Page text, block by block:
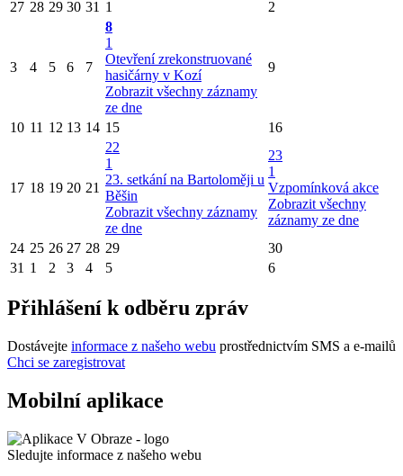
27 28 29 30 31 1 2
3 4 5 6 7
8
1
Otevření zrekonstruované
hasičárny v Kozí
Zobrazit všechny záznamy
ze dne
9
10 11 12 13 14 15 16
17 18 19 20 21
22
1
23. setkání na Bartoloměji u
Běšin
Zobrazit všechny záznamy
ze dne
23
1
Vzpomínková akce
Zobrazit všechny
záznamy ze dne
24 25 26 27 28 29
30
31 1 2 3 4 5 6
Přihlášení k odběru zpráv
Dostávejte informace z našeho webu prostřednictvím SMS a e-mailů
Chci se zaregistrovat
Mobilní aplikace
Sledujte informace z našeho webu